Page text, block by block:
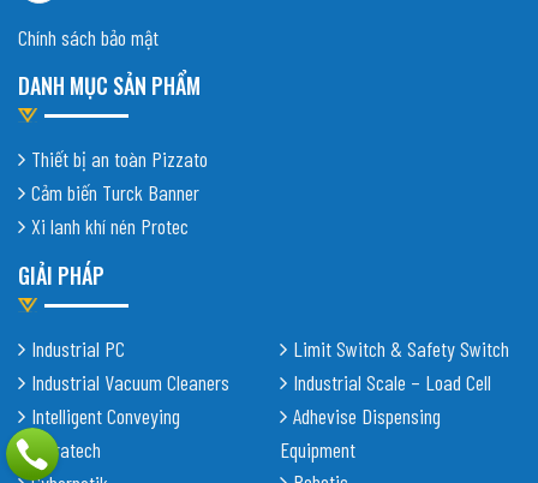
Chính sách bảo mật
DANH MỤC SẢN PHẨM
Thiết bị an toàn Pizzato
Cảm biến Turck Banner
Xi lanh khí nén Protec
GIẢI PHÁP
Industrial PC
Industrial Vacuum Cleaners
Intelligent Conveying
Shiratech
Limit Switch & Safety Switch
Industrial Scale – Load Cell
Adhevise Dispensing
Equipment